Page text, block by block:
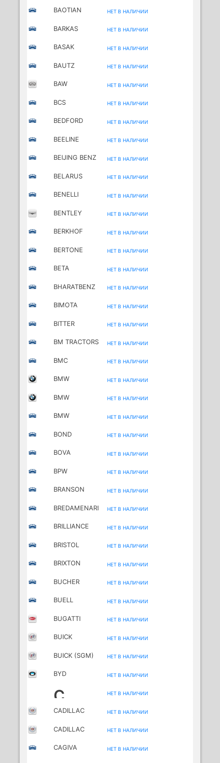
BAOTIAN
НЕТ В НАЛИЧИИ
BARKAS НЕТ В НАЛИЧИИ
BASAK НЕТ В НАЛИЧИИ
BAUTZ НЕТ В НАЛИЧИИ
BAW НЕТ В НАЛИЧИИ
BCS НЕТ В НАЛИЧИИ
BEDFORD НЕТ В НАЛИЧИИ
BEELINE
НЕТ В НАЛИЧИИ
BEIJING BENZ
НЕТ В НАЛИЧИИ
BELARUS НЕТ В НАЛИЧИИ
BENELLI
НЕТ В НАЛИЧИИ
BENTLEY НЕТ В НАЛИЧИИ
BERKHOF НЕТ В НАЛИЧИИ
BERTONE НЕТ В НАЛИЧИИ
BETA
НЕТ В НАЛИЧИИ
BHARATBENZ НЕТ В НАЛИЧИИ
BIMOTA
НЕТ В НАЛИЧИИ
BITTER НЕТ В НАЛИЧИИ
BM TRACTORS НЕТ В НАЛИЧИИ
BMC НЕТ В НАЛИЧИИ
BMW НЕТ В НАЛИЧИИ
BMW
НЕТ В НАЛИЧИИ
BMW
НЕТ В НАЛИЧИИ
BOND НЕТ В НАЛИЧИИ
BOVA НЕТ В НАЛИЧИИ
BPW НЕТ В НАЛИЧИИ
BRANSON
НЕТ В НАЛИЧИИ
BREDAMENARI
НЕТ В НАЛИЧИИ
BRILLIANCE НЕТ В НАЛИЧИИ
BRISTOL НЕТ В НАЛИЧИИ
BRIXTON
НЕТ В НАЛИЧИИ
BUCHER НЕТ В НАЛИЧИИ
BUELL
НЕТ В НАЛИЧИИ
BUGATTI НЕТ В НАЛИЧИИ
BUICK НЕТ В НАЛИЧИИ
BUICK (SGM) НЕТ В НАЛИЧИИ
BYD НЕТ В НАЛИЧИИ
C НЕТ В НАЛИЧИИ
CADILLAC НЕТ В НАЛИЧИИ
CADILLAC
НЕТ В НАЛИЧИИ
CAGIVA
НЕТ В НАЛИЧИИ